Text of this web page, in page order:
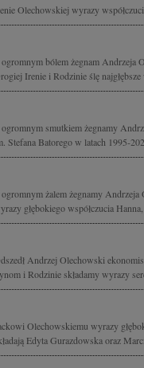
Olechowskiej wyrazy
bólem żegnam Andrzeja
Irenie i Rodzinie ślę
smutkiem żegnamy
Stefana Batorego w latach 1995-
żalem żegnamy Andrzeja
głębokiego współczucia
Andrzej Olechowski
i Rodzinie składamy wyrazy
Olechowskiemu wyrazy
Edyta Gurazdowska oraz